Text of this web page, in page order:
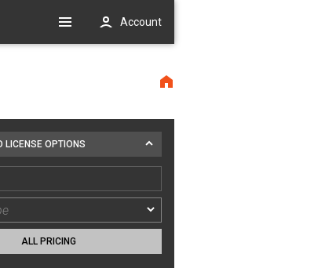
LICENSE OPTIONS
ALL PRICING
Account